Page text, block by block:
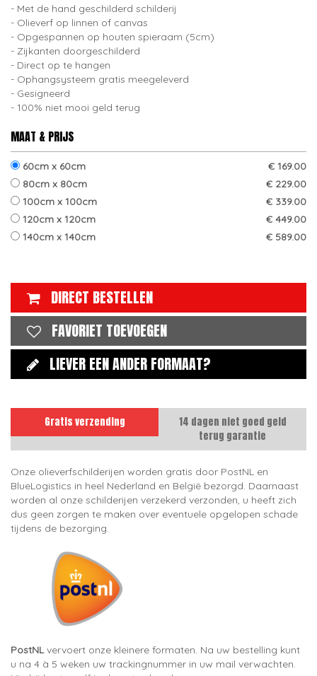
Met de hand geschilderd schilderij
Olieverf op linnen of canvas
Opgespannen op houten spieraam (5cm)
Zijkanten doorgeschilderd
Direct op te hangen
Ophangsysteem gratis meegeleverd
Gesigneerd
100% niet mooi geld terug
MAAT & PRIJS
60cm x 60cm
€ 169.00
80cm x 80cm
€ 229.00
100cm x 100cm
€ 339.00
120cm x 120cm
€ 449.00
140cm x 140cm
€ 589.00
DIRECT BESTELLEN
FAVORIET TOEVOEGEN
LIEVER EEN ANDER FORMAAT?
Gratis verzending
14 dagen niet goed geld
terug garantie
Onze olieverfschilderijen worden gratis door PostNL en
BlueLogistics in heel Nederland en België bezorgd. Daarnaast
worden al onze schilderijen verzekerd verzonden, u heeft zich
dus geen zorgen te maken over eventuele opgelopen schade
tijdens de bezorging.
PostNLvervoert onze kleinere formaten. Na uw bestelling kunt
u na 4 à 5 weken uw trackingnummer in uw mail verwachten.